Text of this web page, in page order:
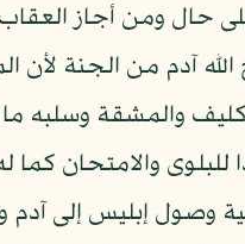
حال ومن أجاز العقاب
الله آدم من الجنة
والمشقة وسلبه
والامتحان كما
وصول إبليس إلى آدم